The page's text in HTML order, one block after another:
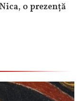
o prezență